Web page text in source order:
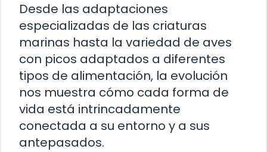
Desde las adaptaciones
especializadas de las criaturas
marinas hasta la variedad de aves
con picos adaptados a diferentes
tipos de alimentación, la evolución
nos muestra cómo cada forma de
vida está intrincadamente
conectada a su entorno y a sus
antepasados.